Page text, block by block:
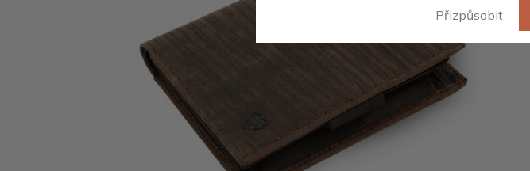
Přizpůsobit